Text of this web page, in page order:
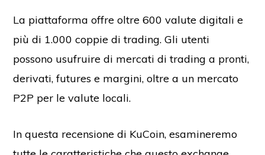
La piattaforma offre oltre 600 valute digitali e
più di 1.000 coppie di trading. Gli utenti
possono usufruire di mercati di trading a pronti,
derivati, futures e margini, oltre a un mercato
P2P per le valute locali.
In questa recensione di KuCoin, esamineremo